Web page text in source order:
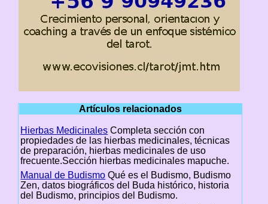
Artículos relacionados
Hierbas Medicinales Completa sección con
propiedades de las hierbas medicinales, técnicas
de preparación, hierbas medicinales de uso
frecuente.Sección hierbas medicinales mapuche.
Manual de Budismo Qué es el Budismo, Budismo
Zen, datos biográficos del Buda histórico, historia
del Budismo, principios del Budismo.